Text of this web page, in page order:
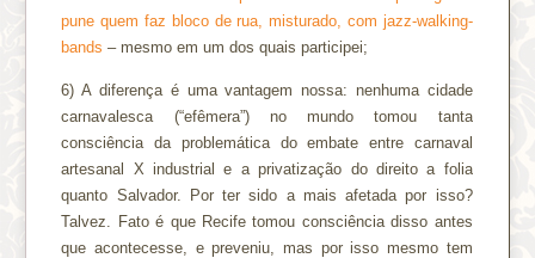
pune quem faz bloco de rua, misturado, com jazz-walking-
bands – mesmo em um dos quais participei;
6) A diferença é uma vantagem nossa: nenhuma cidade
carnavalesca (“efêmera”) no mundo tomou tanta
consciência da problemática do embate entre carnaval
artesanal X industrial e a privatização do direito a folia
quanto Salvador. Por ter sido a mais afetada por isso?
Talvez. Fato é que Recife tomou consciência disso antes
que acontecesse, e preveniu, mas por isso mesmo tem